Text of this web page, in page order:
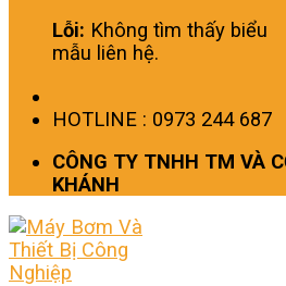
Lỗi: Không tìm thấy biểu
mẫu liên hệ.
HOTLINE : 0973 244 687
CÔNG TY TNHH TM VÀ
KHÁNH